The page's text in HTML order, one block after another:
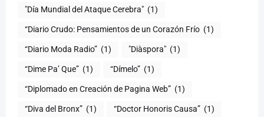
"Día Mundial del Ataque Cerebra" (1)
“Diario Crudo: Pensamientos de un Corazón Frío (1)
“Diario Moda Radio” (1) (1)
“Dime Pa’ Que” (1) “Dímelo” (1)
“Diplomado en Creación de Pagina Web” (1)
“Diva del Bronx” (1) “Doctor Honoris Causa” (1)